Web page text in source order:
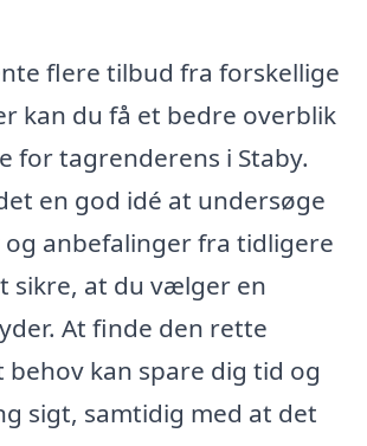
flere tilbud fra forskellige
kan du få et bedre overblik
for tagrenderens i Staby.
en god idé at undersøge
og anbefalinger fra tidligere
sikre, at du vælger en
At finde den rette
kan spare dig tid og
sigt, samtidig med at det